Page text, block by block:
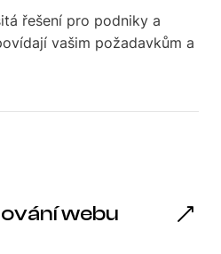
řešení pro podniky a
vašim požadavkům a
webu